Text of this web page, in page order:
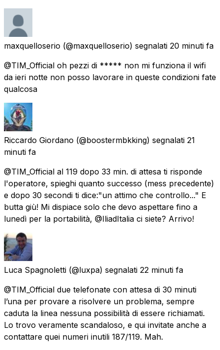
maxquelloserio (@maxquelloserio) segnalati 20 minuti fa
@TIM_Official oh pezzi di ***** non mi funziona il wifi
da ieri notte non posso lavorare in queste condizioni fate
qualcosa
Riccardo Giordano (@boostermbkking) segnalati 21
minuti fa
@TIM_Official al 119 dopo 33 min. di attesa ti risponde
l'operatore, spieghi quanto successo (mess precedente)
e dopo 30 secondi ti dice:"un attimo che controllo..." E
butta giù! Mi dispiace solo che devo aspettare fino a
lunedì per la portabilità, @IliadItalia ci siete? Arrivo!
Luca Spagnoletti (@luxpa) segnalati 22 minuti fa
@TIM_Official due telefonate con attesa di 30 minuti
l’una per provare a risolvere un problema, sempre
caduta la linea nessuna possibilità di essere richiamati.
Lo trovo veramente scandaloso, e qui invitate anche a
contattare quei numeri inutili 187/119. Mah.